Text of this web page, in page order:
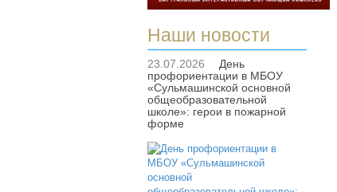
Наши новости
23.07.2026
День
профориентации в МБОУ
«Сульмашинской основной
общеобразовательной
школе»: герои в пожарной
форме